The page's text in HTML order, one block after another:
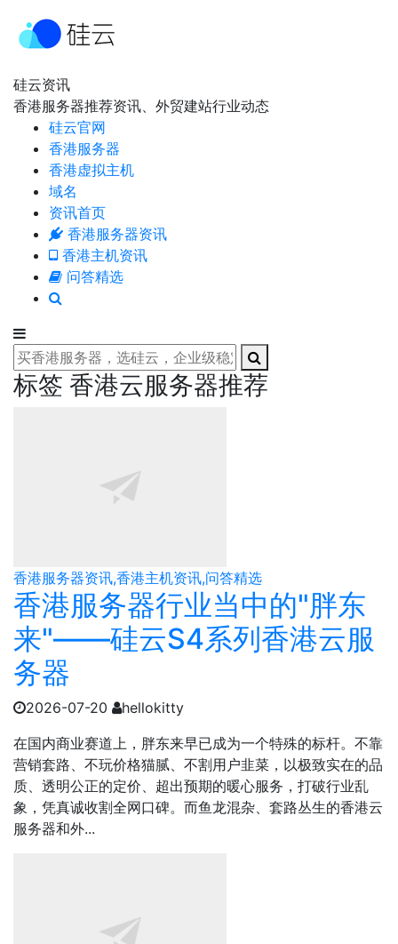
硅云资讯
香港服务器推荐资讯、外贸建站行业动态
硅云官网
香港服务器
香港虚拟主机
域名
资讯首页
香港服务器资讯
香港主机资讯
问答精选
标签 香港云服务器推荐
香港服务器资讯,香港主机资讯,问答精选
香港服务器行业当中的"胖东
来"——硅云S4系列香港云服
务器
2026-07-20
hellokitty
在国内商业赛道上，胖东来早已成为一个特殊的标杆。不靠
营销套路、不玩价格猫腻、不割用户韭菜，以极致实在的品
质、透明公正的定价、超出预期的暖心服务，打破行业乱
象，凭真诚收割全网口碑。而鱼龙混杂、套路丛生的香港云
服务器和外...